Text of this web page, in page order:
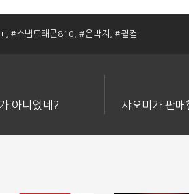
#스냅드래곤810 #은박지 #퀄컴
아니었네? 샤오미가 판